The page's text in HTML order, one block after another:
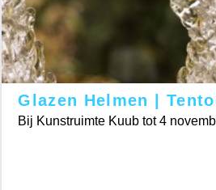
Glazen Helmen |
Bij Kunstruimte Kuub tot 4